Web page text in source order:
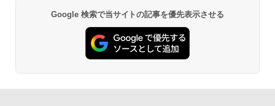
Google 検索で当サイトの記事を優先表示させる